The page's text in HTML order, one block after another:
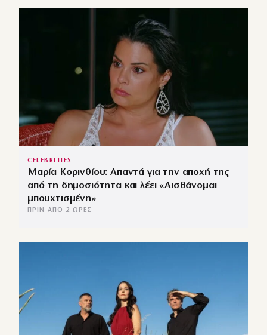
CELEBRITIES
Μαρία Κορινθίου: Απαντά για την αποχή της
από τη δημοσιότητα και λέει «Αισθάνομαι
μπουχτισμένη»
ΠΡΙΝ ΑΠΌ 2 ΏΡΕΣ